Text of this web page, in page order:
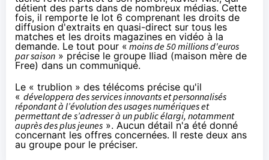
détient des parts dans de nombreux médias. Cette
fois, il remporte le lot 6 comprenant les droits de
diffusion d'extraits en quasi-direct sur tous les
matches et les droits magazines en vidéo à la
demande. Le tout pour «moins de 50 millions d'euros
par saison » précise le groupe Iliad (maison mère de
Free) dans un communiqué.
Le « trublion » des télécoms précise qu'il
« développera des services innovants et personnalisés
répondant à l’évolution des usages numériques et
permettant de s’adresser à un public élargi, notamment
auprès des plus jeunes ». Aucun détail n'a été donné
concernant les offres concernées. Il reste deux ans
au groupe pour le préciser.